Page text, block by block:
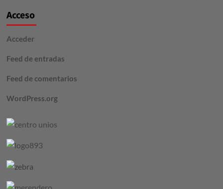
Acceso
Acceder
Feed de entradas
Feed de comentarios
WordPress.org